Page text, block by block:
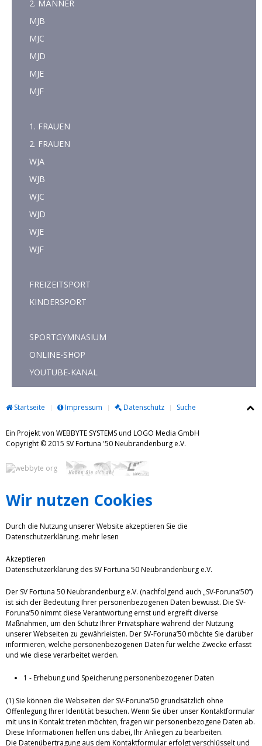
2. MÄNNER
MJB
MJC
MJD
MJE
MJF
1. FRAUEN
2. FRAUEN
WJA
WJB
WJC
WJD
WJE
WJF
FREIZEITSPORT
KINDERSPORT
SPORTGYMNASIUM
ONLINE-SHOP
YOUTUBE-KANAL
Startseite Impressum Datenschutz Suche
Ein Projekt von WEBBYTE SYSTEMS und LOGO Media GmbH
Copyright © 2015 SV Fortuna '50 Neubrandenburg e.V.
Wir nutzen Cookies
Durch die Nutzung unserer Website akzeptieren Sie die
Datenschutzerklärung. mehr lesen
Akzeptieren
Datenschutzerklärung des SV Fortuna 50 Neubrandenburg e.V.
Der SV Fortuna 50 Neubrandenburg e.V. (nachfolgend auch „SV-Foruna‘50“)
ist sich der Bedeutung Ihrer personenbezogenen Daten bewusst. Die SV-
Foruna’50 nimmt diese Verantwortung ernst und ergreift diverse
Maßnahmen, um den Schutz Ihrer Privatsphäre während der Nutzung
unserer Webseiten zu gewährleisten. Der SV-Foruna’50 möchte Sie darüber
informieren, welche personenbezogenen Daten für welche Zwecke erfasst
und wie diese verarbeitet werden.
1 - Erhebung und Speicherung personenbezogener Daten
(1) Sie können die Webseiten der SV-Foruna’50 grundsätzlich ohne
Offenlegung Ihrer Identität besuchen. Wenn Sie über unser Kontaktformular
mit uns in Kontakt treten möchten, fragen wir personenbezogene Daten ab.
Diese Informationen helfen uns dabei, Ihr Anliegen zu bearbeiten.
Die Datenübertragung aus dem Kontaktformular erfolgt verschlüsselt und